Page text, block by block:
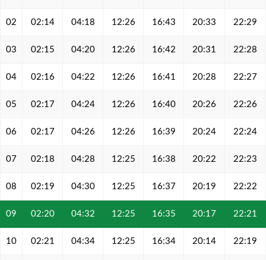
02 02:14 04:18 12:26 16:43 20:33 22:29
03 02:15 04:20 12:26 16:42 20:31 22:28
04 02:16 04:22 12:26 16:41 20:28 22:27
05 02:17 04:24 12:26 16:40 20:26 22:26
06 02:17 04:26 12:26 16:39 20:24 22:24
07 02:18 04:28 12:25 16:38 20:22 22:23
08 02:19 04:30 12:25 16:37 20:19 22:22
09 02:20 04:32 12:25 16:35 20:17 22:21
10 02:21 04:34 12:25 16:34 20:14 22:19